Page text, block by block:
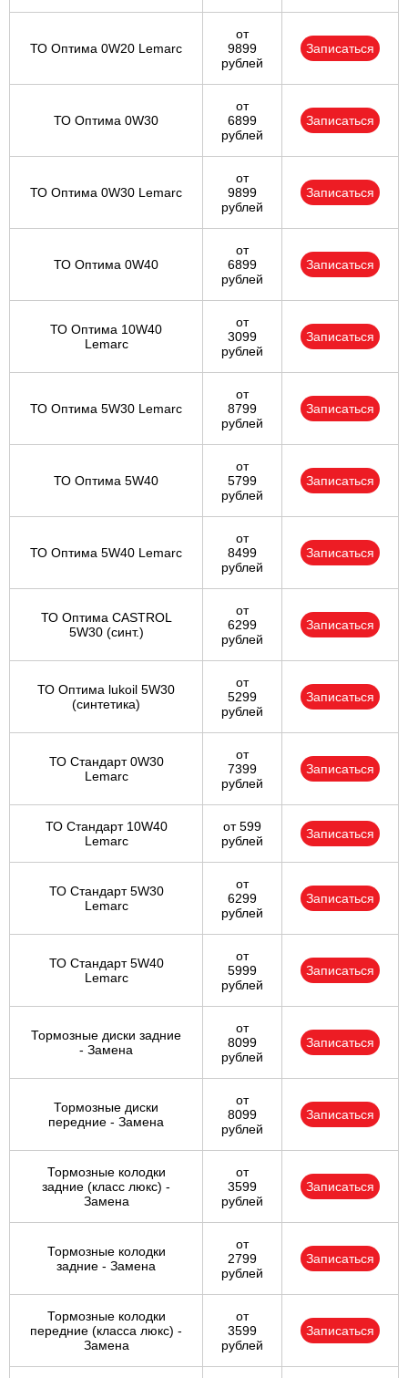
ТО Оптима 0W20 Lemarc
от
9899
рублей
Записаться
ТО Оптима 0W30
от
6899
рублей
Записаться
ТО Оптима 0W30 Lemarc
от
9899
рублей
Записаться
ТО Оптима 0W40
от
6899
рублей
Записаться
ТО Оптима 10W40
Lemarc
от
3099
рублей
Записаться
ТО Оптима 5W30 Lemarc
от
8799
рублей
Записаться
ТО Оптима 5W40
от
5799
рублей
Записаться
ТО Оптима 5W40 Lemarc
от
8499
рублей
Записаться
ТО Оптима CASTROL
5W30 (синт.)
от
6299
рублей
Записаться
ТО Оптима lukoil 5W30
(синтетика)
от
5299
рублей
Записаться
ТО Стандарт 0W30
Lemarc
от
7399
рублей
Записаться
ТО Стандарт 10W40
Lemarc
от 599
рублей
Записаться
ТО Стандарт 5W30
Lemarc
от
6299
рублей
Записаться
ТО Стандарт 5W40
Lemarc
от
5999
рублей
Записаться
Тормозные диски задние
- Замена
от
8099
рублей
Записаться
Тормозные диски
передние - Замена
от
8099
рублей
Записаться
Тормозные колодки
задние (класс люкс) -
Замена
от
3599
рублей
Записаться
Тормозные колодки
задние - Замена
от
2799
рублей
Записаться
Тормозные колодки
передние (класса люкс) -
Замена
от
3599
рублей
Записаться